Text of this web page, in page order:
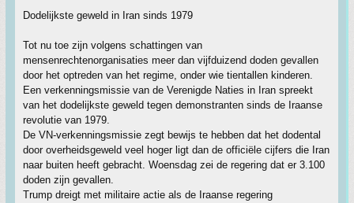
Dodelijkste geweld in Iran sinds 1979
Tot nu toe zijn volgens schattingen van
mensenrechtenorganisaties meer dan vijfduizend doden gevallen
door het optreden van het regime, onder wie tientallen kinderen.
Een verkenningsmissie van de Verenigde Naties in Iran spreekt
van het dodelijkste geweld tegen demonstranten sinds de Iraanse
revolutie van 1979.
De VN-verkenningsmissie zegt bewijs te hebben dat het dodental
door overheidsgeweld veel hoger ligt dan de officiële cijfers die Iran
naar buiten heeft gebracht. Woensdag zei de regering dat er 3.100
doden zijn gevallen.
Trump dreigt met militaire actie als de Iraanse regering